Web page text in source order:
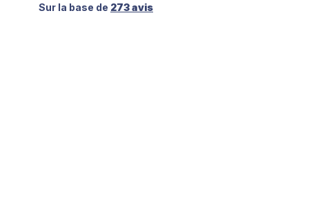
Sur la base de 273 avis